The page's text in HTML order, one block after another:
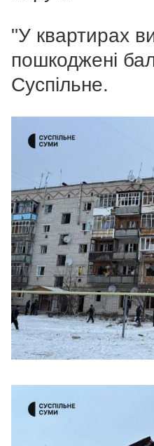
"У квартирах
пошкоджені
Суспільне.